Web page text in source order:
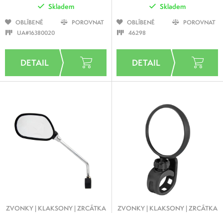
Skladem
OBLÍBENÉ
POROVNAT
UA#16380020
Skladem
OBLÍBENÉ
POROVNAT
46298
ZVONKY | KLAKSONY | ZRCÁTKA ZVONKY | KLAKSONY | ZRCÁTKA